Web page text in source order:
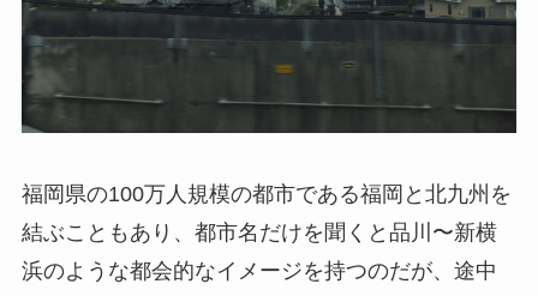
福岡県の100万人規模の都市である福岡と北九州を
結ぶこともあり、都市名だけを聞くと品川〜新横
浜のような都会的なイメージを持つのだが、途中